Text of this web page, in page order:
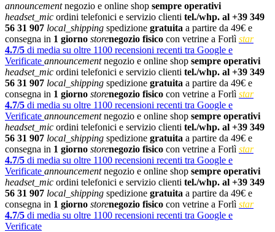
announcementnegozio e online shop sempre operativi
headset_mic ordini telefonici e servizio clienti tel./whp. al +39 349
56 31 907 local_shipping spedizione gratuita a partire da 49€ e
consegna in 1 giorno storenegozio fisico con vetrine a Forlì star
4.7/5 di media su oltre 1100 recensioni recenti tra Google e
Verificate announcementnegozio e online shop sempre operativi
headset_mic ordini telefonici e servizio clienti tel./whp. al +39 349
56 31 907 local_shipping spedizione gratuita a partire da 49€ e
consegna in 1 giorno storenegozio fisico con vetrine a Forlì star
4.7/5 di media su oltre 1100 recensioni recenti tra Google e
Verificate announcementnegozio e online shop sempre operativi
headset_mic ordini telefonici e servizio clienti tel./whp. al +39 349
56 31 907 local_shipping spedizione gratuita a partire da 49€ e
consegna in 1 giorno storenegozio fisico con vetrine a Forlì star
4.7/5 di media su oltre 1100 recensioni recenti tra Google e
Verificate announcementnegozio e online shop sempre operativi
headset_mic ordini telefonici e servizio clienti tel./whp. al +39 349
56 31 907 local_shipping spedizione gratuita a partire da 49€ e
consegna in 1 giorno storenegozio fisico con vetrine a Forlì star
4.7/5 di media su oltre 1100 recensioni recenti tra Google e
Verificate